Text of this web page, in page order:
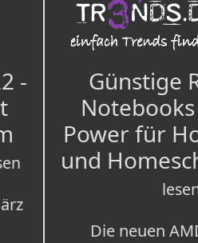
-
Günstige
Power für
und
Die neuen